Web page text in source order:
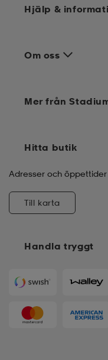
Hjälp &
Om oss
Handla tryggt
Mer från
Hitta butik
Adresser och
Till karta